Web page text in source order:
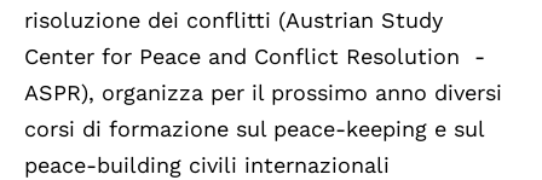
risoluzione dei conflitti (Austrian Study
Center for Peace and Conflict Resolution -
ASPR), organizza per il prossimo anno diversi
corsi di formazione sul peace-keeping e sul
peace-building civili internazionali